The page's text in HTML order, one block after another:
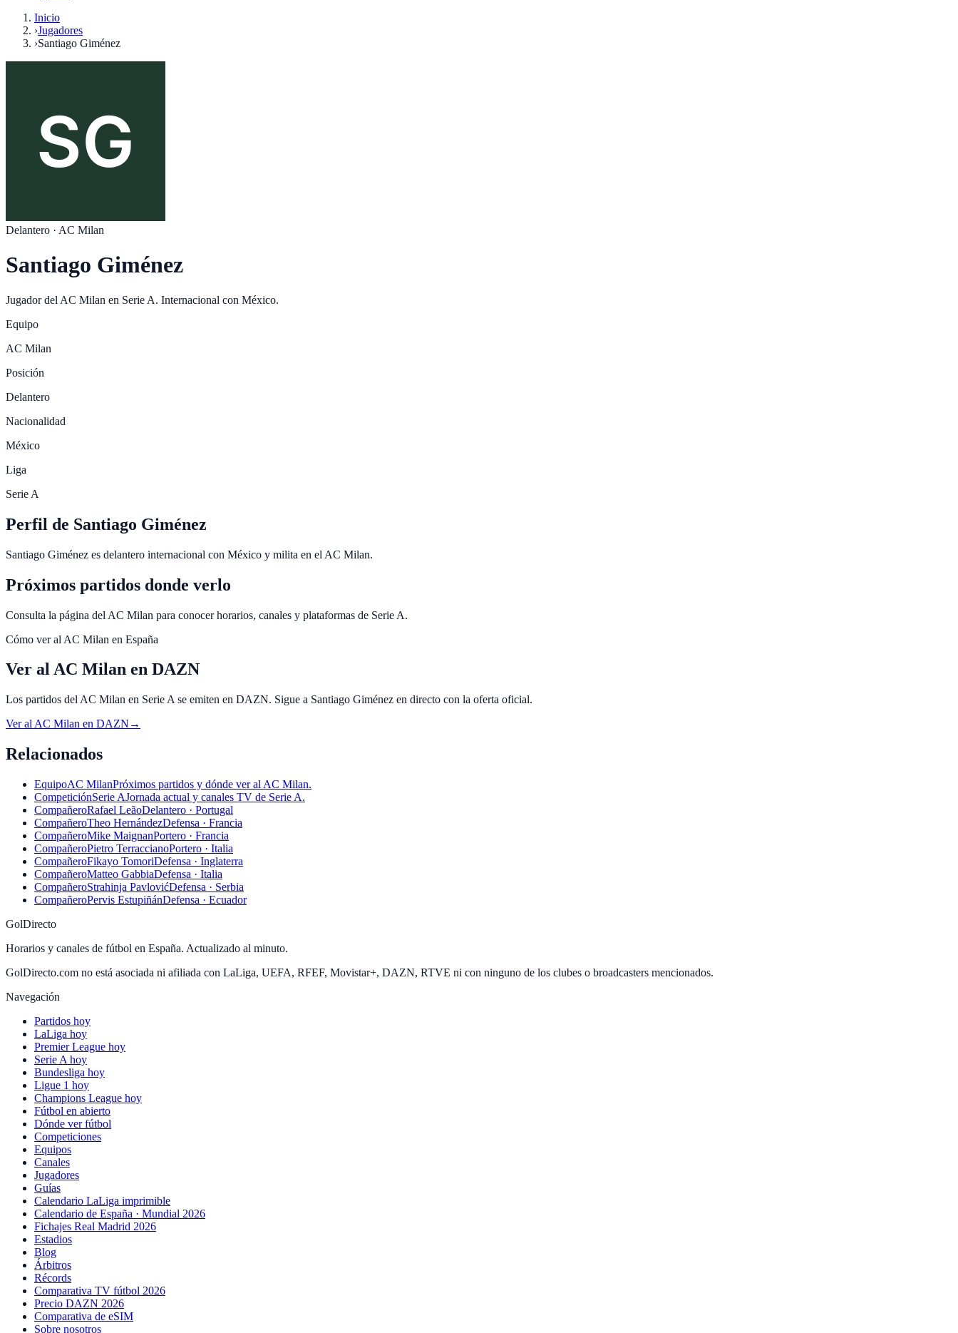
Inicio
›Jugadores
›Santiago Giménez
Delantero · AC Milan
Santiago Giménez
Jugador del AC Milan en Serie A. Internacional con México.
Equipo
AC Milan
Posición
Delantero
Nacionalidad
México
Liga
Serie A
Perfil de Santiago Giménez
Santiago Giménez es delantero internacional con México y milita en el AC Milan.
Próximos partidos donde verlo
Consulta la página del AC Milan para conocer horarios, canales y plataformas de Serie A.
Cómo ver al AC Milan en España
Ver al AC Milan en DAZN
Los partidos del AC Milan en Serie A se emiten en DAZN. Sigue a Santiago Giménez en directo con la oferta oficial.
Ver al AC Milan en DAZN →
Relacionados
EquipoAC MilanPróximos partidos y dónde ver al AC Milan.
CompeticiónSerie AJornada actual y canales TV de Serie A.
CompañeroRafael LeãoDelantero · Portugal
CompañeroTheo HernándezDefensa · Francia
CompañeroMike MaignanPortero · Francia
CompañeroPietro TerraccianoPortero · Italia
CompañeroFikayo TomoriDefensa · Inglaterra
CompañeroMatteo GabbiaDefensa · Italia
CompañeroStrahinja PavlovićDefensa · Serbia
CompañeroPervis EstupiñánDefensa · Ecuador
GolDirecto
Horarios y canales de fútbol en España. Actualizado al minuto.
GolDirecto.com no está asociada ni afiliada con LaLiga, UEFA, RFEF, Movistar+, DAZN, RTVE ni con ninguno de los clubes o broadcasters mencionados.
Navegación
Partidos hoy
LaLiga hoy
Premier League hoy
Serie A hoy
Bundesliga hoy
Ligue 1 hoy
Champions League hoy
Fútbol en abierto
Dónde ver fútbol
Competiciones
Equipos
Canales
Jugadores
Guías
Calendario LaLiga imprimible
Calendario de España · Mundial 2026
Fichajes Real Madrid 2026
Estadios
Blog
Árbitros
Récords
Comparativa TV fútbol 2026
Precio DAZN 2026
Comparativa de eSIM
Sobre nosotros